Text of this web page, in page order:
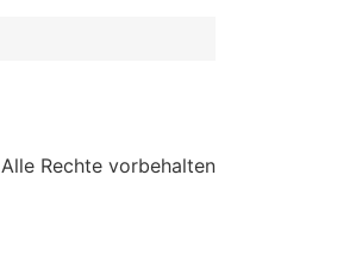
Alle Rechte vorbehalten